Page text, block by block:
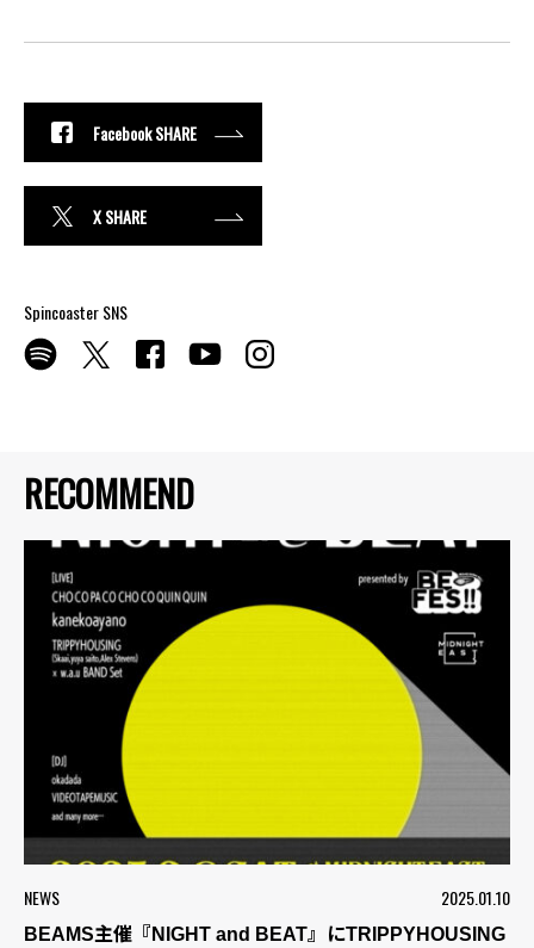
RECOMMEND
NEWS 2025.01.10
BEAMS主催『NIGHT and BEAT』にTRIPPYHOUSING
Facebook SHARE
X SHARE
Spincoaster SNS